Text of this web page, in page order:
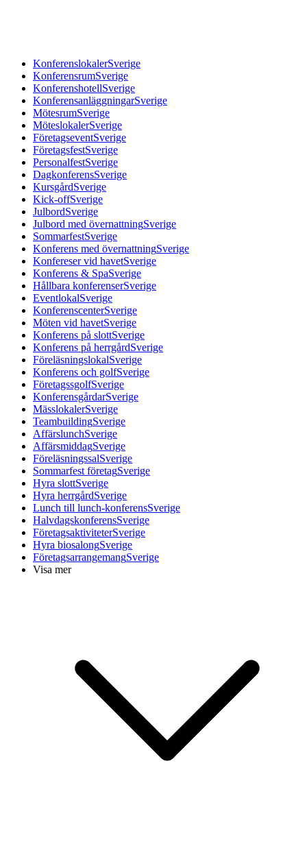
KonferenslokalerSverige
KonferensrumSverige
KonferenshotellSverige
KonferensanläggningarSverige
MötesrumSverige
MöteslokalerSverige
FöretagseventSverige
FöretagsfestSverige
PersonalfestSverige
DagkonferensSverige
KursgårdSverige
Kick-offSverige
JulbordSverige
Julbord med övernattningSverige
SommarfestSverige
Konferens med övernattningSverige
Konfereser vid havetSverige
Konferens & SpaSverige
Hållbara konferenserSverige
EventlokalSverige
KonferenscenterSverige
Möten vid havetSverige
Konferens på slottSverige
Konferens på herrgårdSverige
FöreläsningslokalSverige
Konferens och golfSverige
FöretagssgolfSverige
KonferensgårdarSverige
MässlokalerSverige
TeambuildingSverige
AffärslunchSverige
AffärsmiddagSverige
FöreläsningssalSverige
Sommarfest företagSverige
Hyra slottSverige
Hyra herrgårdSverige
Lunch till lunch-konferensSverige
HalvdagskonferensSverige
FöretagsaktiviteterSverige
Hyra biosalongSverige
FöretagsarrangemangSverige
Visa mer